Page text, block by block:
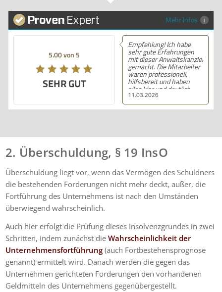
Mehr Infos
5.00 von 5
SEHR GUT
11.03.2026
Empfehlung! Ich habe
sehr gute Erfahrungen
mit dieser Anwaltskanzlei
gemacht. Die Mitarbeiter
waren professionell,
hilfsbereit und haben
alles klar und deutlich
erklärt. Ich bin mit der
Beratung sehr zufrieden
und kann ihre
2. Überschuldung, § 19 InsO
Überschuldung liegt vor, wenn das Vermögen des Schuldners
die bestehenden Forderungen nicht mehr deckt, außer, die
Fortführung des Unternehmens ist nach den Umständen
überwiegend wahrscheinlich.
Auch hier erfolgt die Prüfung dieses Insolvenzgrundes in zwei
Schritten, indem zunächst dieWahrscheinlichkeit der
Unternehmensfortführung (auch Fortbestehensprognose
genannt) ermittelt wird. Danach werden die gegen das
Unternehmen gerichteten Forderungen den vorhandenen
Geldmitteln des Unternehmens gegenübergestellt.